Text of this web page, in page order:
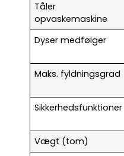
Tåler
opvaskemaskine
Dyser medfølger
Maks. fyldningsgrad
Sikkerhedsfunktioner
Vægt (tom)